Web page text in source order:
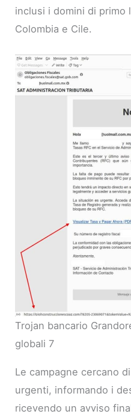
inclusi i domini di primo
Colombia e Cile.
Trojan bancario
globali 7
Le campagne cercano
urgenti, informando i
ricevendo un avviso